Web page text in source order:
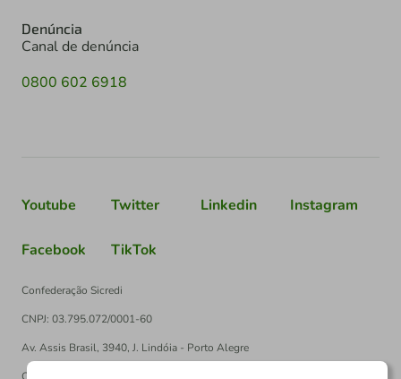
Denúncia
Canal de denúncia
0800 602 6918
Youtube Twitter Linkedin Instagram
Facebook TikTok
Confederação Sicredi
CNPJ: 03.795.072/0001-60
Av. Assis Brasil, 3940, J. Lindóia - Porto Alegre
CEP: 91010-003